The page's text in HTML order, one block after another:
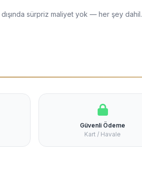
dışında sürpriz maliyet yok — her şey dahil.
Güvenli Ödeme
Kart / Havale